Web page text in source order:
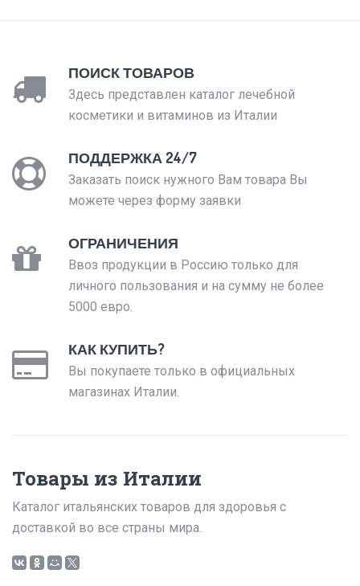
ПОИСК ТОВАРОВ
Здесь представлен каталог лечебной
косметики и витаминов из Италии
ПОДДЕРЖКА 24/7
Заказать поиск нужного Вам товара Вы
можете через форму заявки
ОГРАНИЧЕНИЯ
Ввоз продукции в Россию только для
личного пользования и на сумму не более
5000 евро.
КАК КУПИТЬ?
Вы покупаете только в официальных
магазинах Италии.
Товары из Италии
Каталог итальянских товаров для здоровья с
доставкой во все страны мира.